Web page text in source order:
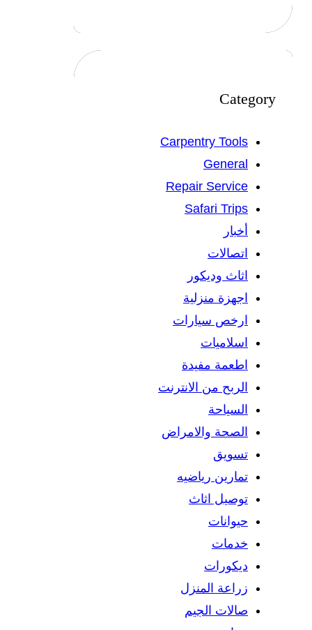
Category
Carpentry Tools
General
Repair Service
Safari Trips
أخبار
اتصالات
اثاث وديكور
اجهزة منزلية
ارخص سيارات
اسلاميات
اطعمة مفيدة
الربح من الانترنت
السياحة
الصحة والامراض
تسويق
تمارين رياضيه
توصيل اثاث
حيوانات
خدمات
ديكورات
زراعة المنزل
صالات الجيم